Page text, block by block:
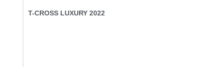
T-CROSS LUXURY 2022